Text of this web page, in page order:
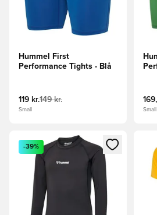
Hummel First
Performance Tights - Blå
119 kr.149 kr.
Small Small
Åbner en Modal til at logge ind
-39%